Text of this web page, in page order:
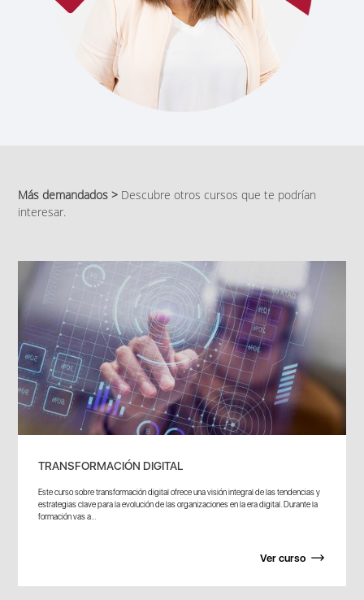
Más demandados > Descubre otros cursos que te podrían
interesar.
TRANSFORMACIÓN DIGITAL
Este curso sobre transformación digital ofrece una visión integral de las tendencias y
estrategias clave para la evolución de las organizaciones en la era digital. Durante la
formación vas a...
Ver curso